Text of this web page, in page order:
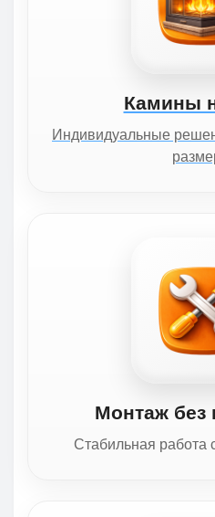
Камины
Индивидуальные
Монтаж без
Стабильная работа